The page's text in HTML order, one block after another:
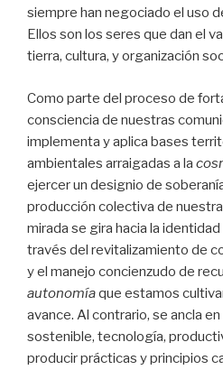
siempre han negociado el uso
Ellos son los seres que dan el
tierra, cultura, y organización
Como parte del proceso de
consciencia de nuestras
implementa y aplica bases
ambientales arraigadas a la
ejercer un designio de
producción colectiva de
mirada se gira hacia la
través del revitalizamiento de
y el manejo concienzudo de
autonomíaque estamos
avance. Al contrario, se ancla
sostenible, tecnología,
producir prácticas y principios